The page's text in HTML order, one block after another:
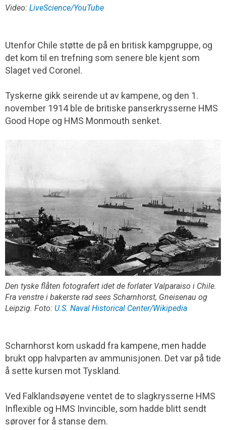
Video: LiveScience/YouTube
Utenfor Chile støtte de på en britisk kampgruppe, og
det kom til en trefning som senere ble kjent som
Slaget ved Coronel.
Tyskerne gikk seirende ut av kampene, og den 1.
november 1914 ble de britiske panserkrysserne HMS
Good Hope og HMS Monmouth senket.
Den tyske flåten fotografert idet de forlater Valparaiso i Chile.
Fra venstre i bakerste rad sees Scharnhorst, Gneisenau og
Leipzig. Foto: U.S. Naval Historical Center/Wikipedia
Scharnhorst kom uskadd fra kampene, men hadde
brukt opp halvparten av ammunisjonen. Det var på tide
å sette kursen mot Tyskland.
Ved Falklandsøyene ventet de to slagkrysserne HMS
Inflexible og HMS Invincible, som hadde blitt sendt
sørover for å stanse dem.